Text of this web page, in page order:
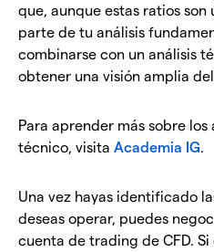
que, aunque estas ratios
parte de tu análisis
combinarse con un análisis
obtener una visión amplia
Para aprender más sobre
técnico, visita Academia IG.
Una vez hayas identificado
deseas operar, puedes
cuenta de trading de CFD.